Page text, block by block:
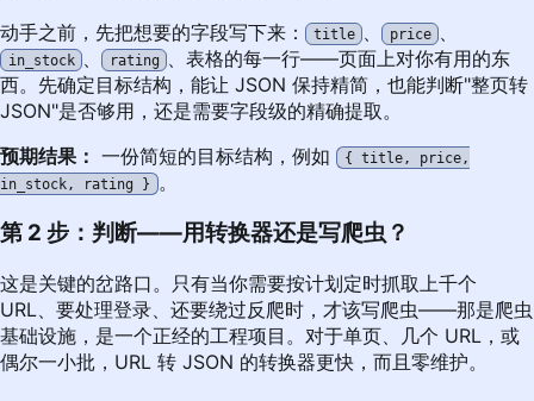
动手之前，先把想要的字段写下来： title 、 price
in_stock 、 rating
、表格的每一行——页面上对你有用的东
西。先确定目标结构，能让 JSON 保持精简，也能判断"整页转
JSON"是否够用，还是需要字段级的精确提取。
预期结果： 一份简短的目标结构，例如
{ title, price,
in_stock, rating } 。
第 2 步：判断——用转换器还是写爬虫？
这是关键的岔路口。只有当你需要按计划定时抓取上千个
URL、要处理登录、还要绕过反爬时，才该写爬虫——那是爬虫
基础设施，是一个正经的工程项目。对于单页、几个 URL，或
偶尔一小批，URL 转 JSON 的转换器更快，而且零维护。